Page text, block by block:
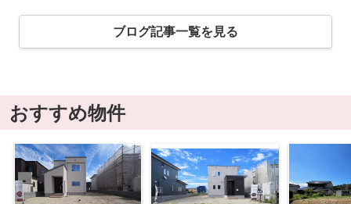
ブログ記事一覧を見る
おすすめ物件